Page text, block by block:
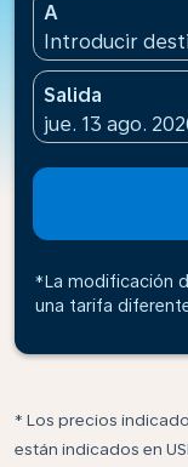
A
Introducir
Salida
fc-booking-
jue. 13 ago.
*La modificación
una tarifa
* Los precios
están indicados en